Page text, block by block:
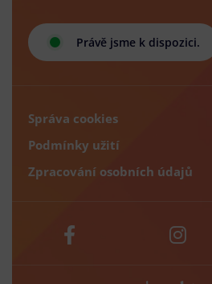
Právě jsme k dispozici.
Správa cookies
Podmínky užití
Zpracování osobních údajů